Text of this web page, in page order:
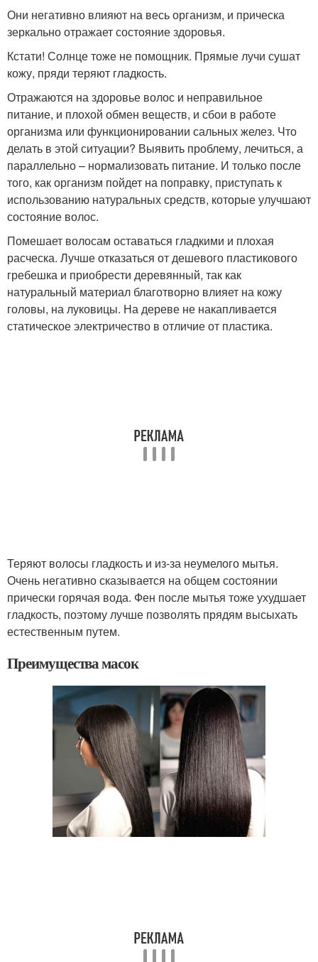
Они негативно влияют на весь организм, и прическа
зеркально отражает состояние здоровья.
Кстати! Солнце тоже не помощник. Прямые лучи сушат
кожу, пряди теряют гладкость.
Отражаются на здоровье волос и неправильное
питание, и плохой обмен веществ, и сбои в работе
организма или функционировании сальных желез. Что
делать в этой ситуации? Выявить проблему, лечиться, а
параллельно – нормализовать питание. И только после
того, как организм пойдет на поправку, приступать к
использованию натуральных средств, которые улучшают
состояние волос.
Помешает волосам оставаться гладкими и плохая
расческа. Лучше отказаться от дешевого пластикового
гребешка и приобрести деревянный, так как
натуральный материал благотворно влияет на кожу
головы, на луковицы. На дереве не накапливается
статическое электричество в отличие от пластика.
Теряют волосы гладкость и из-за неумелого мытья.
Очень негативно сказывается на общем состоянии
прически горячая вода. Фен после мытья тоже ухудшает
гладкость, поэтому лучше позволять прядям высыхать
естественным путем.
Преимущества масок